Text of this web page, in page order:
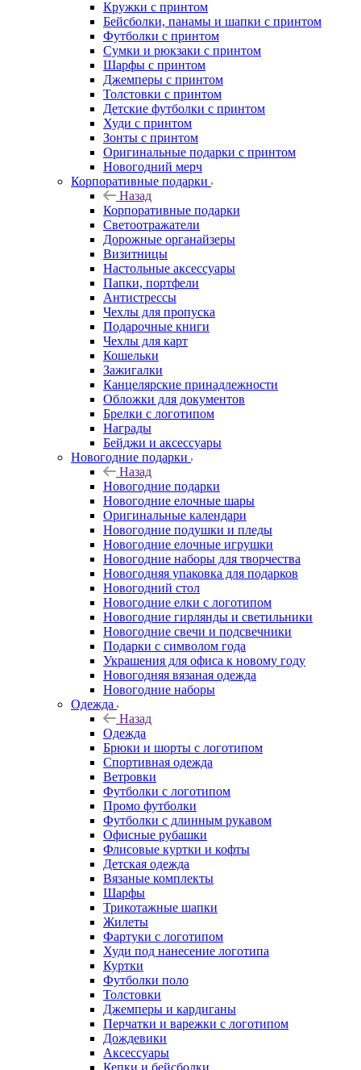
Кружки с принтом
Бейсболки, панамы и шапки с принтом
Футболки с принтом
Сумки и рюкзаки с принтом
Шарфы с принтом
Джемперы с принтом
Толстовки с принтом
Детские футболки с принтом
Худи с принтом
Зонты с принтом
Оригинальные подарки с принтом
Новогодний мерч
Корпоративные подарки
Назад
Корпоративные подарки
Светоотражатели
Дорожные органайзеры
Визитницы
Настольные аксессуары
Папки, портфели
Антистрессы
Чехлы для пропуска
Подарочные книги
Чехлы для карт
Кошельки
Зажигалки
Канцелярские принадлежности
Обложки для документов
Брелки с логотипом
Награды
Бейджи и аксессуары
Новогодние подарки
Назад
Новогодние подарки
Новогодние елочные шары
Оригинальные календари
Новогодние подушки и пледы
Новогодние елочные игрушки
Новогодние наборы для творчества
Новогодняя упаковка для подарков
Новогодний стол
Новогодние елки с логотипом
Новогодние гирлянды и светильники
Новогодние свечи и подсвечники
Подарки с символом года
Украшения для офиса к новому году
Новогодняя вязаная одежда
Новогодние наборы
Одежда
Назад
Одежда
Брюки и шорты с логотипом
Спортивная одежда
Ветровки
Футболки с логотипом
Промо футболки
Футболки с длинным рукавом
Офисные рубашки
Флисовые куртки и кофты
Детская одежда
Вязаные комплекты
Шарфы
Трикотажные шапки
Жилеты
Фартуки с логотипом
Худи под нанесение логотипа
Куртки
Футболки поло
Толстовки
Джемперы и кардиганы
Перчатки и варежки с логотипом
Дождевики
Аксессуары
Кепки и бейсболки